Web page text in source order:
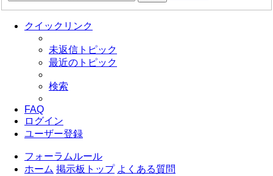
クイックリンク
未返信トピック
最近のトピック
検索
FAQ
ログイン
ユーザー登録
フォーラムルール
ホーム 掲示板トップ よくある質問